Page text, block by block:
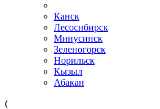
Канск
Лесосибирск
Минусинск
Зеленогорск
Норильск
Кызыл
Абакан
(